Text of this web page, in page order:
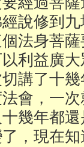
說修到
法身菩
利益廣
講了十
會，一
十幾年都
，現在